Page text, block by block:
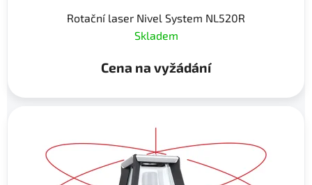
Rotační laser Nivel System NL520R
Skladem
Cena na vyžádání